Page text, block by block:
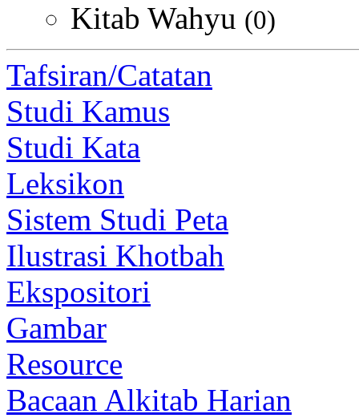
Kitab Wahyu (0)
Tafsiran/Catatan
Studi Kamus
Studi Kata
Leksikon
Sistem Studi Peta
Ilustrasi Khotbah
Ekspositori
Gambar
Resource
Bacaan Alkitab Harian